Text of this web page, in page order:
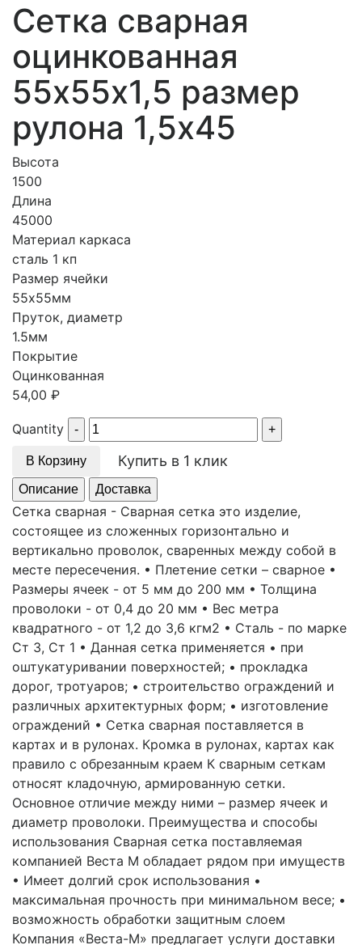
Сетка сварная
оцинкованная
55х55х1,5 размер
рулона 1,5х45
Высота
1500
Длина
45000
Материал каркаса
сталь 1 кп
Размер ячейки
55х55мм
Пруток, диаметр
1.5мм
Покрытие
Оцинкованная
54,00 ₽
Quantity
В Корзину Купить в 1 клик
Описание Доставка
Сетка сварная - Сварная сетка это изделие,
состоящее из сложенных горизонтально и
вертикально проволок, сваренных между собой в
месте пересечения. • Плетение сетки – сварное •
Размеры ячеек - от 5 мм до 200 мм • Толщина
проволоки - от 0,4 до 20 мм • Вес метра
квадратного - от 1,2 до 3,6 кгм2 • Сталь - по марке
Ст 3, Ст 1 • Данная сетка применяется • при
оштукатуривании поверхностей; • прокладка
дорог, тротуаров; • строительство ограждений и
различных архитектурных форм; • изготовление
ограждений • Сетка сварная поставляется в
картах и в рулонах. Кромка в рулонах, картах как
правило с обрезанным краем К сварным сеткам
относят кладочную, армированную сетки.
Основное отличие между ними – размер ячеек и
диаметр проволоки. Преимущества и способы
использования Сварная сетка поставляемая
компанией Веста М обладает рядом при имуществ
• Имеет долгий срок использования •
максимальная прочность при минимальном весе; •
возможность обработки защитным слоем
Компания «Веста-М» предлагает услуги доставки